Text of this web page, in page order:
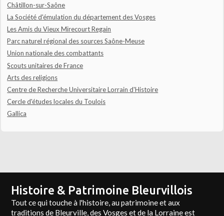
Châtillon-sur-Saône
La Société d'émulation du département des Vosges
Les Amis du Vieux Mirecourt Regain
Parc naturel régional des sources Saône-Meuse
Union nationale des combattants
Scouts unitaires de France
Arts des religions
Centre de Recherche Universitaire Lorrain d'Histoire
Cercle d'études locales du Toulois
Gallica
Histoire & Patrimoine Bleurvillois
Tout ce qui touche à l'histoire, au patrimoine et aux
traditions de Bleurville, des Vosges et de la Lorraine est